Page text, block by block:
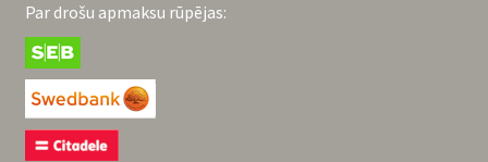
Par drošu apmaksu rūpējas: